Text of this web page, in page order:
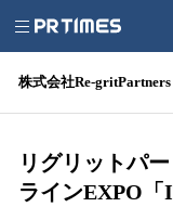
株式会社Re-gritPartners
リグリットパ
ラインEXPO「